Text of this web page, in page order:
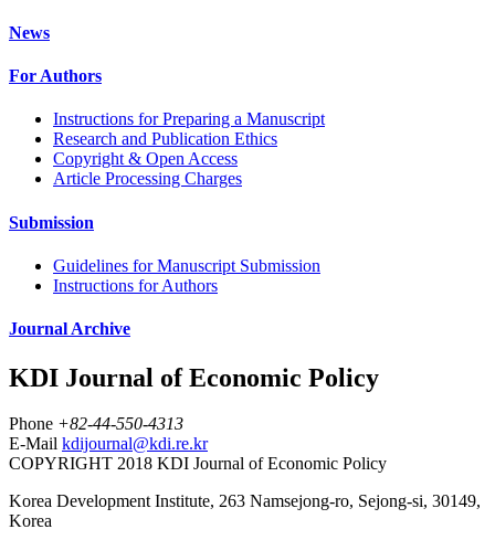
News
For Authors
Instructions for Preparing a Manuscript
Research and Publication Ethics
Copyright & Open Access
Article Processing Charges
Submission
Guidelines for Manuscript Submission
Instructions for Authors
Journal Archive
KDI Journal of Economic Policy
Phone +82-44-550-4313
E-Mail kdijournal@kdi.re.kr
COPYRIGHT 2018 KDI Journal of Economic Policy
Korea Development Institute, 263 Namsejong-ro, Sejong-si, 30149,
Korea